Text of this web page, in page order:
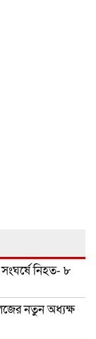
নিহত- ৮
নতুন অধ্যক্ষ